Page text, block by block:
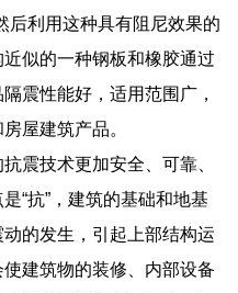
后利用这种具有阻尼效果的
似的一种钢板和橡胶通过
震性能好，适用范围广，
屋建筑产品。
震技术更加安全、可靠、
“抗”，建筑的基础和地基
的发生，引起上部结构运
建筑物的装修、内部设备